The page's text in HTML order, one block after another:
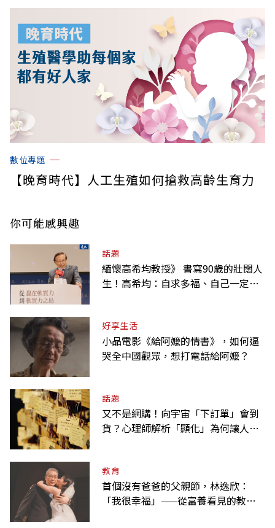
數位專題
【晚育時代】人工生殖如何搶救高齡生育力
你可能感興趣
話題
緬懷高希均教授》 書寫90歲的壯闊人
生！高希均：自求多福、自己一定要
好享生活
小品電影《給阿嬤的情書》，如何逼
哭全中國觀眾，想打電話給阿嬤？
話題
又不是網購！向宇宙「下訂單」會到
貨？心理師解析「顯化」為何讓人無
教育
首個沒有爸爸的父親節，林逸欣：
「我很幸福」——從富養看見的教養